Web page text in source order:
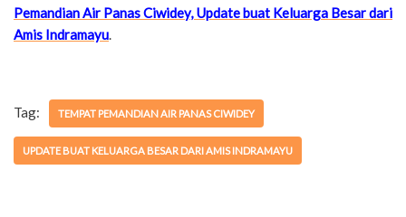
Pemandian Air Panas Ciwidey, Update buat Keluarga Besar dari
Amis Indramayu.
Tag: TEMPAT PEMANDIAN AIR PANAS CIWIDEY
UPDATE BUAT KELUARGA BESAR DARI AMIS INDRAMAYU